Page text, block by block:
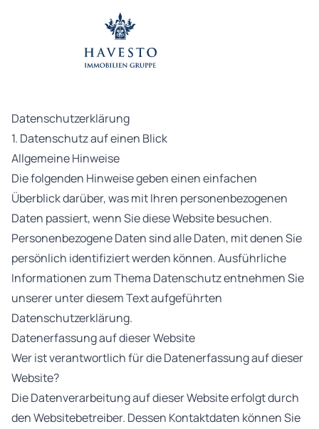
Datenschutzerklärung
1. Datenschutz auf einen Blick
Allgemeine Hinweise
Die folgenden Hinweise geben einen einfachen
Überblick darüber, was mit Ihren personenbezogenen
Daten passiert, wenn Sie diese Website besuchen.
Personenbezogene Daten sind alle Daten, mit denen Sie
persönlich identifiziert werden können. Ausführliche
Informationen zum Thema Datenschutz entnehmen Sie
unserer unter diesem Text aufgeführten
Datenschutzerklärung.
Datenerfassung auf dieser Website
Wer ist verantwortlich für die Datenerfassung auf dieser
Website?
Die Datenverarbeitung auf dieser Website erfolgt durch
den Websitebetreiber. Dessen Kontaktdaten können Sie